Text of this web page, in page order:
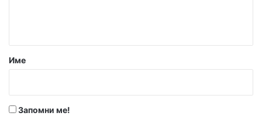
р
Име
Запомни ме!